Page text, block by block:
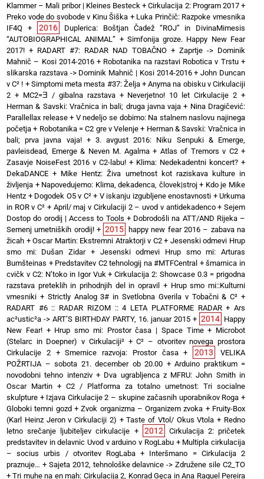
Klammer – Mali pribor | Kleines Besteck +Cirkulacija 2: Program 2017+
Preko vode do svobode v Kinu Šiška + Luka Prinčič: Razpoke vmesnika
IF4Q + 2016
Duplerica: Boštjan Čadež “ROJ” in DivinaMimesis
“AUTOBIOGRAPHICAL ANIMAL” + Simfonija groze. Happy New Fear
2017! + RADART #7: RADAR NAD TOBAČNO + Zaprtje -> Dominik
Mahnič – Kosi 2014-2016+ Robotanika na razstavi Robotica v Trstu+
slikarska razstava -> Dominik Mahnič | Kosi 2014-2016+John Duncan
v C² ! + Simptomi meta mesta #37: Želja+Anyma na obisku v Cirkulaciji
2 + MC2=Ǝ / gibalna razstava+ Neverjetno! 10 let Cirkulacije 2 +
Herman & Savski: Vračnica in bali; druga javna vaja + Nina Dragičević:
Parallellax release+ V nedeljo se dobimo: Na stalnem naslovu najinega
početja + Robotanika = C2 gre v Velenje + Herman & Savski: Vračnica in
bali; prva javna vaja!+ 3. avgust 2016: Niku Senpuki & Emerge,
pavleisdead, Emerge & Neven M. Agalma+ Atlas of Tremors v C2+
Zasavje NoiseFest 2016 v C2-labu! + Klima: Nedekadentni koncert? +
DekaDANCE + Mike Hentz: Živa umetnost kot raziskava kulture in
življenja + Napovedujemo: Klima, dekadenca, človek|stroj+ Kdo je Mike
Hentz + Dogodek O5 v C²+ V iskanju izgubljene enostavnosti + Urkuma
in ROR v C² + April/ maj v Cirkulaciji 2 – uvod v antidekadenco+Sejem
Dostop do orodij | Access to Tools + Dobrodošli na ATT/AND Rijeka –
Semenj umetniških orodij!+ 2015
happy new fear 2016 – zabava na
žicah +Oscar Martin: Ekstremni Atraktorji v C2+ Jesenski odmevi Hrup
smo mi: Dušan Zidar+ Jesenski odmevi Hrup smo mi: Arturas
Bumšteinas + Predstavitev C2 tehnologij na #MTFCentral +šmarnica in
cvičk v C2: N’toko in Igor Vuk +Cirkulacija 2: Showcase 0.3 = prigodna
razstava preteklih in prihodnjih del in opravil + Hrup smo mi::Kulturni
vmesniki + Strictly Analog 3# in Svetlobna Gverila v Tobačni & C² +
RADART #6 :: RADAR RIZOM :: 4 LETA PLATFORME RADAR+Ars
ac²ustic²a -> ART’S BIRTHDAY PARTY, 16. januar 2015 + 2014 Happy
New Fear!+ Hrup smo mi: Prostor časa | Space Time+ Microbot
(Stelarc in Doepner) v Cirkulaciji²+C² – otvoritev novega prostora
Cirkulacije 2+Smernice razvoja: Prostor časa+ 2013
VELIKA
POŽRTIJA – sobota 21. december ob 20.00 + Arduino praktikum =
novodobni tehno intenziv+ Dva ugrabljenca z MFRU: John Smith in
Oscar Martin + C2 / Platforma za totalno umetnost: Tri socialne
skulpture + Izjava Cirkulacije 2 – skupine začasnih uporabnikov Roga +
Globoki temni gozd +Zvok organizma – Organizem zvoka + Fruity-Box
(Karl Heinz Jeron v Cirkulaciji 2) +Taste of Vtol/ Okus Vtola + Redno
letno srečanje ljubiteljev cirkulacije + 2012
Cirkulacija 2: pričetek
predstavitev in delavnic Uvod v arduino v RogLabu+ Multipla cirkulacija
– socius urbis / otvoritev RogLaba + Interšmano = Cirkulacija 2
praznuje… + Sajeta 2012, tehnološke delavnice -> Združene sile C2_TO
+Tri muhe na en mah: Cirkulacija 2, Konrad Gęca in Ana Raquel Pereira